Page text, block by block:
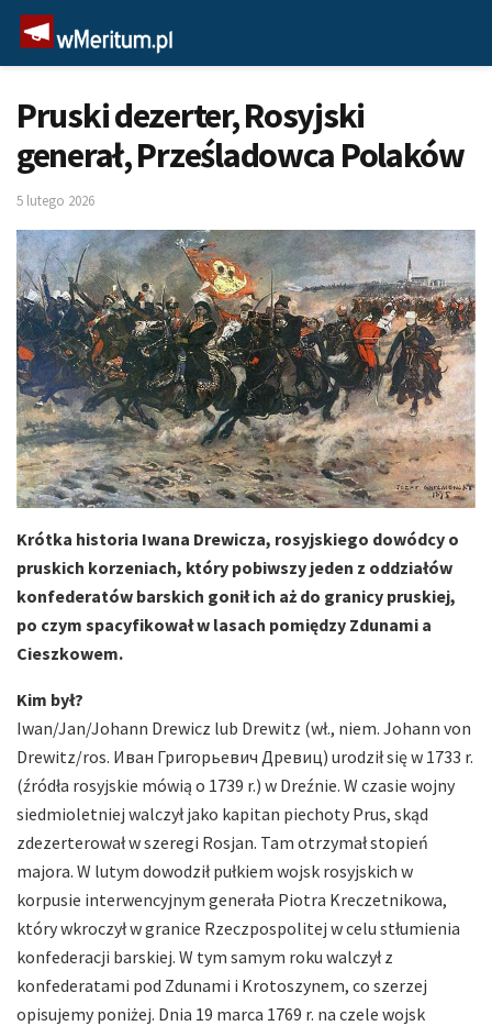
Pruski dezerter, Rosyjski
generał, Prześladowca Polaków
5 lutego 2026
Krótka historia Iwana Drewicza, rosyjskiego dowódcy o
pruskich korzeniach, który pobiwszy jeden z oddziałów
konfederatów barskich gonił ich aż do granicy pruskiej,
po czym spacyfikował w lasach pomiędzy Zdunami a
Cieszkowem.
Kim był?
Iwan/Jan/Johann Drewicz lub Drewitz (wł., niem. Johann von
Drewitz/ros. Иван Григорьевич Древиц) urodził się w 1733 r.
(źródła rosyjskie mówią o 1739 r.) w Dreźnie. W czasie wojny
siedmioletniej walczył jako kapitan piechoty Prus, skąd
zdezerterował w szeregi Rosjan. Tam otrzymał stopień
majora. W lutym dowodził pułkiem wojsk rosyjskich w
korpusie interwencyjnym generała Piotra Kreczetnikowa,
który wkroczył w granice Rzeczpospolitej w celu stłumienia
konfederacji barskiej. W tym samym roku walczył z
konfederatami pod Zdunami i Krotoszynem, co szerzej
opisujemy poniżej. Dnia 19 marca 1769 r. na czele wojsk